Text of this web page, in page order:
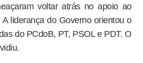
voltar atrás no apoio ao
A liderança do Governo orientou o
do PCdoB, PT, PSOL e PDT. O